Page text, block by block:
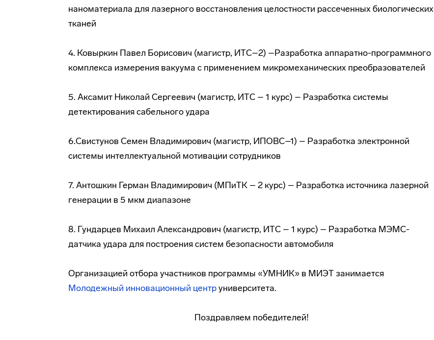
наноматериала для лазерного восстановления целостности рассеченных биологических
тканей
4. Ковыркин Павел Борисович (магистр, ИТС–2) –Разработка аппаратно-программного
комплекса измерения вакуума с применением микромеханических преобразователей
5. Аксамит Николай Сергеевич (магистр, ИТС – 1 курс) – Разработка системы
детектирования сабельного удара
6.Свистунов Семен Владимирович (магистр, ИПОВС–1) – Разработка электронной
системы интеллектуальной мотивации сотрудников
7. Антошкин Герман Владимирович (МПиТК – 2 курс) – Разработка источника лазерной
генерации в 5 мкм диапазоне
8. Гундарцев Михаил Александрович (магистр, ИТС – 1 курс) – Разработка МЭМС-
датчика удара для построения систем безопасности автомобиля
Организацией отбора участников программы «УМНИК» в МИЭТ занимается
Молодежный инновационный центруниверситета.
Поздравляем победителей!